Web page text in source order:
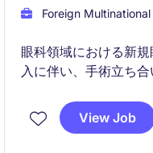
Foreign Multinational
眼科領域における新
入に伴い、手術立ち
がら、製品価値最大
に貢献いただきます。
View Job